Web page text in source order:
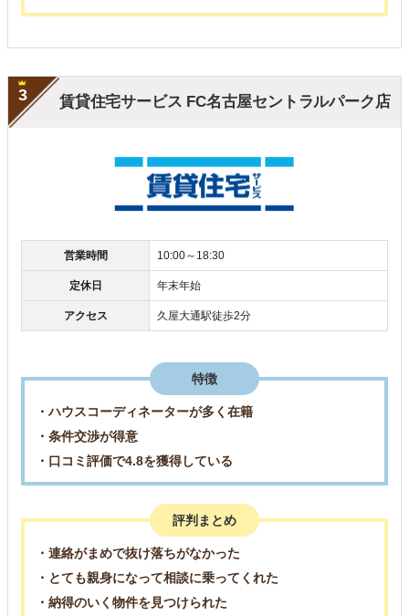
賃貸住宅サービス FC名古屋セントラルパーク店
3
営業時間 10:00～18:30
定休日 年末年始
アクセス 久屋大通駅徒歩2分
特徴
・ハウスコーディネーターが多く在籍
・条件交渉が得意
・口コミ評価で4.8を獲得している
評判まとめ
・連絡がまめで抜け落ちがなかった
・とても親身になって相談に乗ってくれた
・納得のいく物件を見つけられた